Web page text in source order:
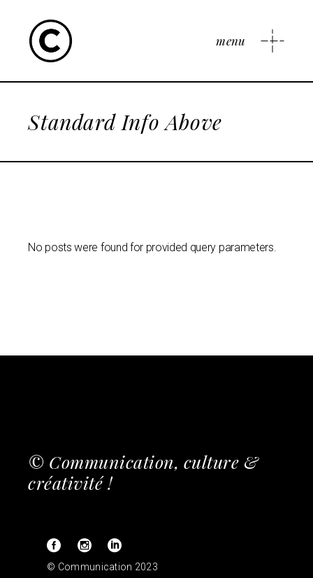
menu
Standard Info Above
No posts were found for provided query parameters.
© Communication, culture &
créativité !
© Communication 2023